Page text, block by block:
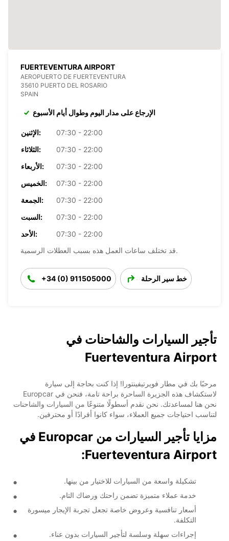
FUERTEVENTURA AIRPORT
AEROPUERTO DE FUERTEVENTURA
35610 PUERTO DEL ROSARIO
SPAIN
الإرجاع على مدار اليوم وطوال أيام الأسبوع
الإثنين:
07:30 - 22:00
الثلاثاء:
07:30 - 22:00
الأربعاء:
07:30 - 22:00
الخميس:
07:30 - 22:00
الجمعة:
07:30 - 22:00
السبت:
07:30 - 22:00
الأحد:
07:30 - 22:00
قد تختلف ساعات العمل هذه بسبب العطلات الرسمية.
+34 (0) 911505000 خط سير الرحلة
تأجير السيارات والشاحنات في
Fuerteventura Airport
مرحبًا بك في مطار فويرتيفينتورا! إذا كنت بحاجة إلى سيارة
لاستكشاف هذه الجزيرة الساحرة براحة تامة، فنحن في Europcar
نحن هنا لمساعدتك. نحن نقدم أسطولًا متنوعًا من السيارات والشاحنات
لتناسب احتياجات جميع العملاء، سواء كانوا أفرادًا أو محترفين.
مزايا تأجير السيارات من Europcar في
Fuerteventura Airport:
تشكيلة واسعة من السيارات للاختيار من بينها.
خدمة عملاء متميزة تضمن راحتك ورضاك التام.
أسعار تنافسية وعروض خاصة تجعل تجربة الإيجار ميسورة
التكلفة.
إجراءات سهلة وسلسة لتأجير السيارات بدون عناء.